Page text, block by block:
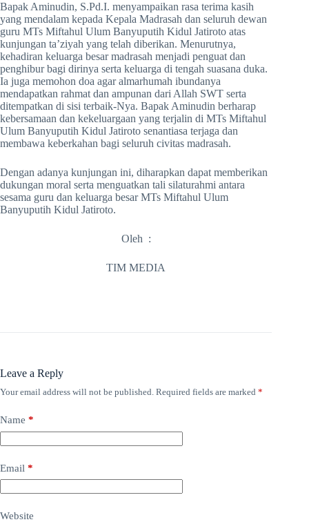
Bapak Aminudin, S.Pd.I. menyampaikan rasa terima kasih
yang mendalam kepada Kepala Madrasah dan seluruh dewan
guru MTs Miftahul Ulum Banyuputih Kidul Jatiroto atas
kunjungan ta’ziyah yang telah diberikan. Menurutnya,
kehadiran keluarga besar madrasah menjadi penguat dan
penghibur bagi dirinya serta keluarga di tengah suasana duka.
Ia juga memohon doa agar almarhumah ibundanya
mendapatkan rahmat dan ampunan dari Allah SWT serta
ditempatkan di sisi terbaik-Nya. Bapak Aminudin berharap
kebersamaan dan kekeluargaan yang terjalin di MTs Miftahul
Ulum Banyuputih Kidul Jatiroto senantiasa terjaga dan
membawa keberkahan bagi seluruh civitas madrasah.
Dengan adanya kunjungan ini, diharapkan dapat memberikan
dukungan moral serta menguatkan tali silaturahmi antara
sesama guru dan keluarga besar MTs Miftahul Ulum
Banyuputih Kidul Jatiroto.
Oleh :
TIM MEDIA
Leave a Reply
Your email address will not be published. Required fields are marked *
Name *
Email *
Website